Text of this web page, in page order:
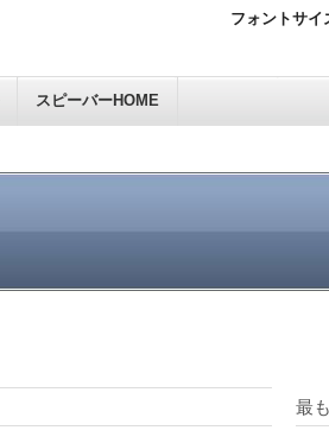
スピーバーHOME
フォントサイ
最